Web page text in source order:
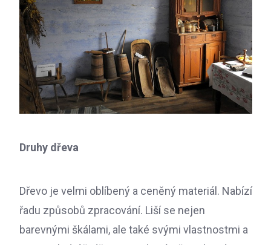
Druhy dřeva
Dřevo je velmi oblíbený a ceněný materiál. Nabízí
řadu způsobů zpracování. Liší se nejen
barevnými škálami, ale také svými vlastnostmi a